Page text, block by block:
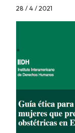
28 / 4 / 2021